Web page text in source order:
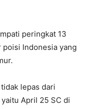
peringkat 13
poisi Indonesia yang
lepas dari
April 25 SC di